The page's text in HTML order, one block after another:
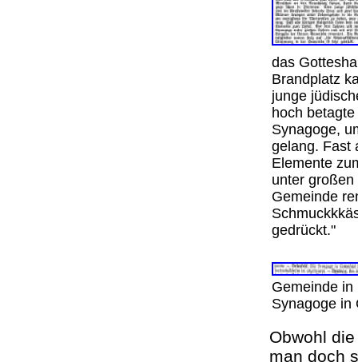
das
Brandplatz
junge
hoch
Synagoge,
gelang. Fast
Elemente
unter
Gemeinde
gedrückt."
Gemeinde
Synagoge in
Obwohl
man doch